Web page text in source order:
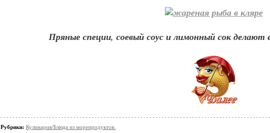
Пряные специи, соевый соус и лимонный сок
Рубрики: Кулинария/Блюда из морепродуктов.